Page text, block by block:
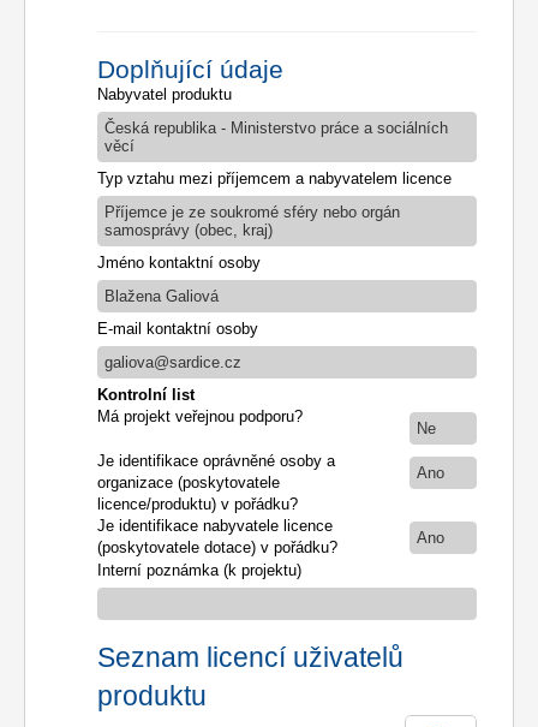
Doplňující údaje
Nabyvatel produktu
Česká republika - Ministerstvo práce a sociálních
věcí
Typ vztahu mezi příjemcem a nabyvatelem licence
Příjemce je ze soukromé sféry nebo orgán
samosprávy (obec, kraj)
Jméno kontaktní osoby
Blažena Galiová
E-mail kontaktní osoby
galiova@sardice.cz
Kontrolní list
Má projekt veřejnou podporu?
Ne
Je identifikace oprávněné osoby a
organizace (poskytovatele
licence/produktu) v pořádku?
Ano
Je identifikace nabyvatele licence
(poskytovatele dotace) v pořádku?
Ano
Interní poznámka (k projektu)
Seznam licencí uživatelů
produktu